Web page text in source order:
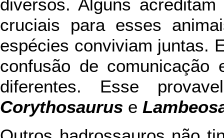
diversos. Alguns
cruciais para esses
espécies conviviam juntas.
confusão de comunicação
diferentes. Esse
Corythosaurus e